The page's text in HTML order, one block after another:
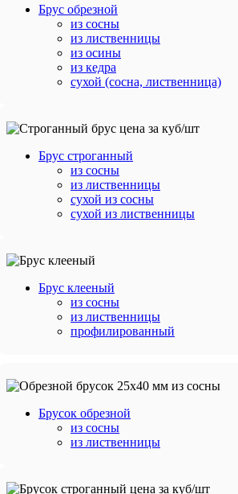
Брус обрезной
из сосны
из лиственницы
из осины
из кедра
сухой (сосна, лиственница)
Брус строганный
из сосны
из лиственницы
сухой из сосны
сухой из лиственницы
Брус клееный
из сосны
из лиственницы
профилированный
Брусок обрезной
из сосны
из лиственницы